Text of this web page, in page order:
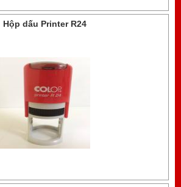
Hộp dấu Printer R24